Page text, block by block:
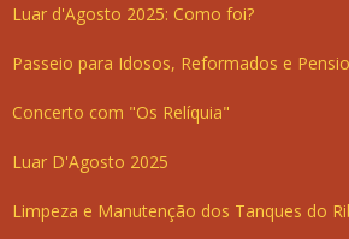
Luar d'Agosto 2025: Como foi?
Passeio para Idosos, Reformados e
Concerto com "Os Relíquia"
Luar D'Agosto 2025
Limpeza e Manutenção dos Tanques do